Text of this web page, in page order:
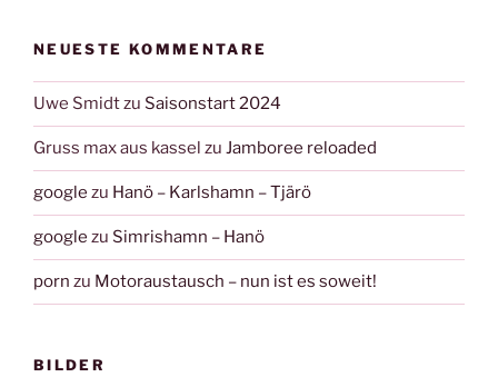
NEUESTE KOMMENTARE
Uwe Smidtzu Saisonstart 2024
Gruss max aus kassel zu Jamboree reloaded
google zu Hanö – Karlshamn – Tjärö
google zu Simrishamn – Hanö
porn zu Motoraustausch – nun ist es soweit!
BILDER